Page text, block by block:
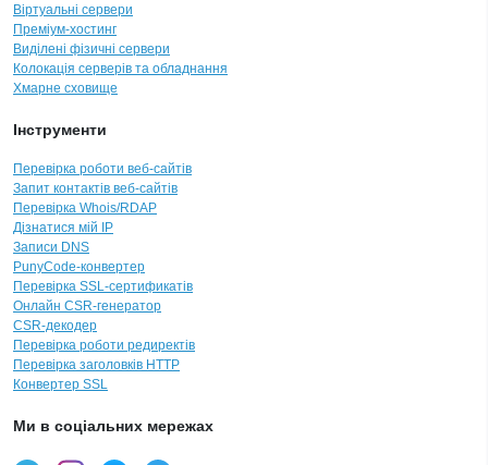
Віртуальні сервери
Преміум-хостинг
Виділені фізичні сервери
Колокація серверів та обладнання
Хмарне сховище
Інструменти
Перевірка роботи веб-сайтів
Запит контактів веб-сайтів
Перевірка Whois/RDAP
Дізнатися мій IP
Записи DNS
PunyCode-конвертер
Перевірка SSL-сертификатів
Онлайн CSR-генератор
CSR-декодер
Перевірка роботи редиректів
Перевірка заголовків HTTP
Конвертер SSL
Ми в соціальних мережах